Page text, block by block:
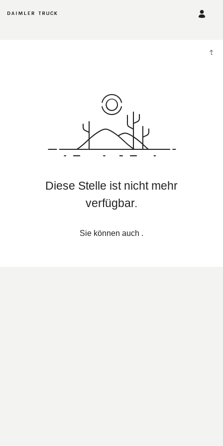
Diese Stelle ist nicht mehr
verfügbar.
Sie können auch .